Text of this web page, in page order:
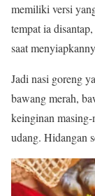
memiliki versi
tempat ia
saat
Jadi nasi goreng
bawang merah,
keinginan
udang. Hidangan